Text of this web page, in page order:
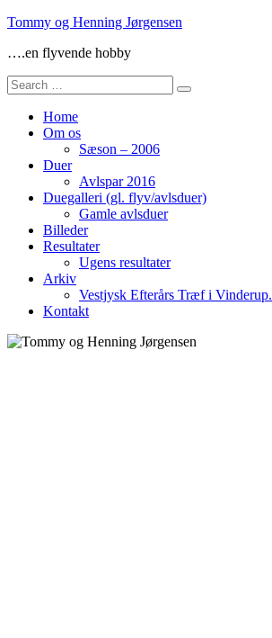
Skip
content
Tommy og Henning Jørgensen
….en flyvende hobby
Search
for:
Home
Om os
Sæson – 2006
Duer
Avlspar 2016
Duegalleri (gl. flyv/avlsduer)
Gamle avlsduer
Billeder
Resultater
Ugens resultater
Arkiv
Vestjysk Efterårs Træf i Vinderup.
Kontakt